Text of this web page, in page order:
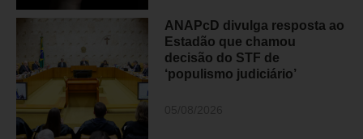
ANAPcD divulga resposta ao
Estadão que chamou
decisão do STF de
‘populismo judiciário’